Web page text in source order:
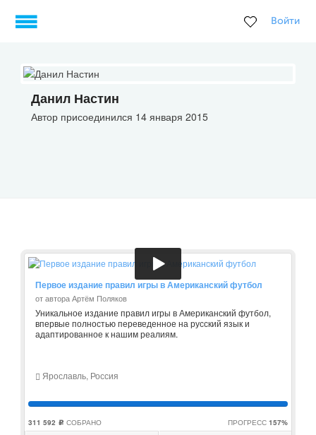
Войти
Данил Настин
Автор присоединился 14 января 2015
Первое издание правил игры в Американский футбол
от автора Артём Поляков
Уникальное издание правил игры в Американский футбол,
впервые полностью переведенное на русский язык и
адаптированное к нашим реалиям.
Ярославль, Россия
311 592 c СОБРАНО ПРОГРЕСС 157%